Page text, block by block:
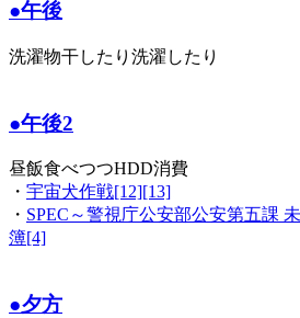
●午後
洗濯物干したり洗濯したり
●午後2
昼飯食べつつHDD消費
・ 宇宙犬作戦[12][13]
・ SPEC～警視庁公安部公安第五課
簿[4]
●夕方